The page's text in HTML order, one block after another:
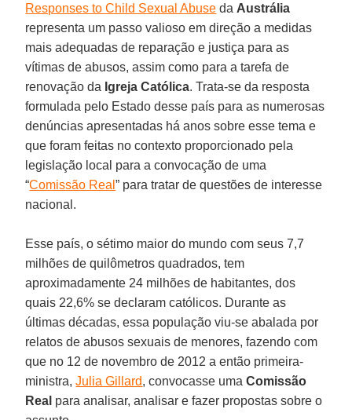
Responses to Child Sexual Abuse da Austrália
representa um passo valioso em direção a medidas
mais adequadas de reparação e justiça para as
vítimas de abusos, assim como para a tarefa de
renovação da Igreja Católica. Trata-se da resposta
formulada pelo Estado desse país para as numerosas
denúncias apresentadas há anos sobre esse tema e
que foram feitas no contexto proporcionado pela
legislação local para a convocação de uma
“Comissão Real” para tratar de questões de interesse
nacional.
Esse país, o sétimo maior do mundo com seus 7,7
milhões de quilômetros quadrados, tem
aproximadamente 24 milhões de habitantes, dos
quais 22,6% se declaram católicos. Durante as
últimas décadas, essa população viu-se abalada por
relatos de abusos sexuais de menores, fazendo com
que no 12 de novembro de 2012 a então primeira-
ministra,Julia Gillard, convocasse umaComissão
Real para analisar, analisar e fazer propostas sobre o